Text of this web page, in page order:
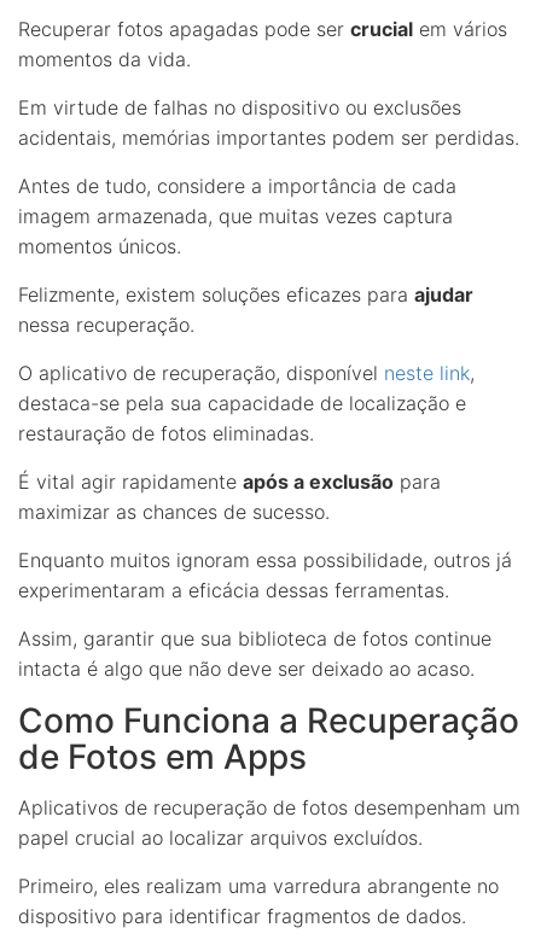
Recuperar fotos apagadas pode ser crucial em vários
momentos da vida.
Em virtude de falhas no dispositivo ou exclusões
acidentais, memórias importantes podem ser perdidas.
Antes de tudo, considere a importância de cada
imagem armazenada, que muitas vezes captura
momentos únicos.
Felizmente, existem soluções eficazes para ajudar
nessa recuperação.
O aplicativo de recuperação, disponível neste link,
destaca-se pela sua capacidade de localização e
restauração de fotos eliminadas.
É vital agir rapidamente após a exclusão para
maximizar as chances de sucesso.
Enquanto muitos ignoram essa possibilidade, outros já
experimentaram a eficácia dessas ferramentas.
Assim, garantir que sua biblioteca de fotos continue
intacta é algo que não deve ser deixado ao acaso.
Como Funciona a Recuperação
de Fotos em Apps
Aplicativos de recuperação de fotos desempenham um
papel crucial ao localizar arquivos excluídos.
Primeiro, eles realizam uma varredura abrangente no
dispositivo para identificar fragmentos de dados.